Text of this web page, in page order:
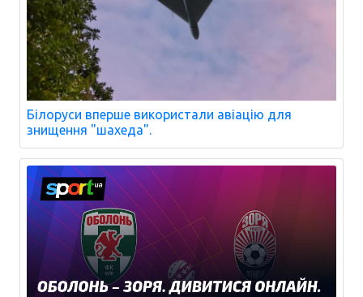
Білоруси вперше використали авіацію для
знищення "шахеда".